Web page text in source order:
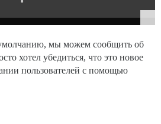
мы можем сообщить об
хотел убедиться, что это новое
пользователей с помощью